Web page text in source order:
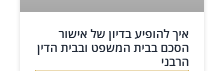
איך להופיע בדיון של אישור
הסכם בבית המשפט ובבית הדין
הרבני